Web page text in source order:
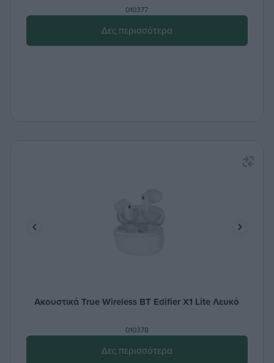
010377
Δες περισσότερα
Ακουστικά True Wireless ΒΤ Edifier X1 Lite Λευκό
010378
Δες περισσότερα